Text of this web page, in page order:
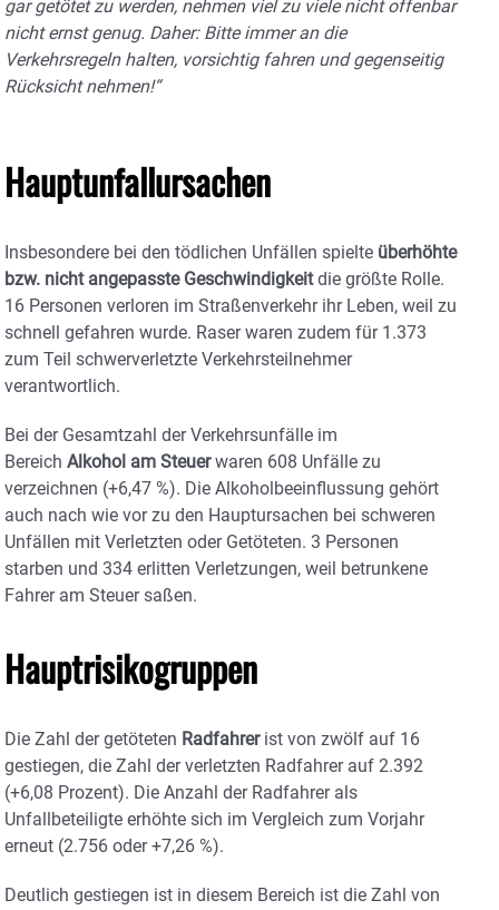
gar getötet zu werden, nehmen viel zu viele nicht offenbar
nicht ernst genug. Daher: Bitte immer an die
Verkehrsregeln halten, vorsichtig fahren und gegenseitig
Rücksicht nehmen!“
Hauptunfallursachen
Insbesondere bei den tödlichen Unfällen spielte überhöhte
bzw. nicht angepasste Geschwindigkeitdie größte Rolle.
16 Personen verloren im Straßenverkehr ihr Leben, weil zu
schnell gefahren wurde. Raser waren zudem für 1.373
zum Teil schwerverletzte Verkehrsteilnehmer
verantwortlich.
Bei der Gesamtzahl der Verkehrsunfälle im
Bereich Alkohol am Steuerwaren 608 Unfälle zu
verzeichnen (+6,47 %). Die Alkoholbeeinflussung gehört
auch nach wie vor zu den Hauptursachen bei schweren
Unfällen mit Verletzten oder Getöteten. 3 Personen
starben und 334 erlitten Verletzungen, weil betrunkene
Fahrer am Steuer saßen.
Hauptrisikogruppen
Die Zahl der getöteten Radfahrer ist von zwölf auf 16
gestiegen, die Zahl der verletzten Radfahrer auf 2.392
(+6,08 Prozent). Die Anzahl der Radfahrer als
Unfallbeteiligte erhöhte sich im Vergleich zum Vorjahr
erneut (2.756 oder +7,26 %).
Deutlich gestiegen ist in diesem Bereich ist die Zahl von